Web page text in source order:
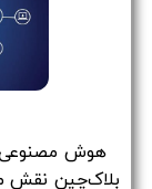
بلاک‌چین نقش